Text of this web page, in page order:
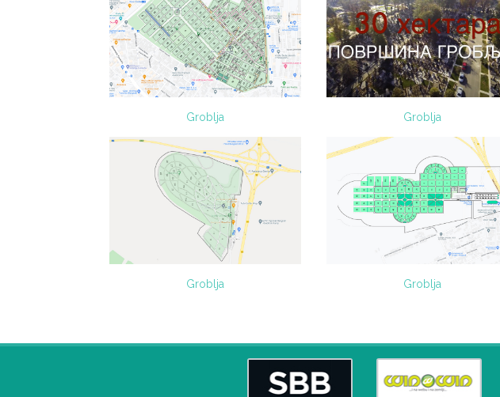
Groblja Groblja
Groblja Groblja